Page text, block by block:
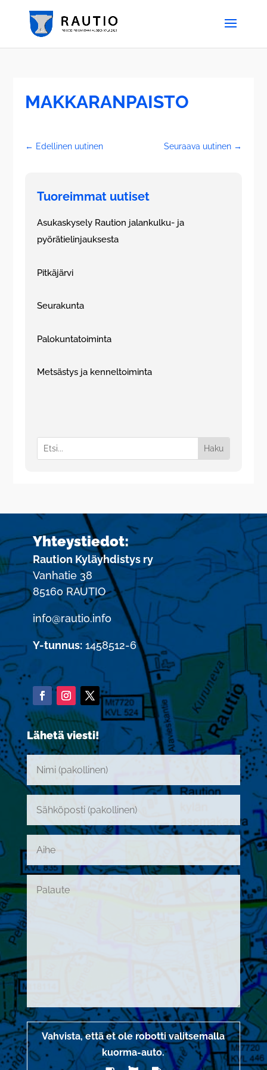
MAKKARANPAISTO
← Edellinen uutinen Seuraava uutinen→
Tuoreimmat uutiset
Asukaskysely Raution jalankulku- ja
pyörätielinjauksesta
Pitkäjärvi
Seurakunta
Palokuntatoiminta
Metsästys ja kenneltoiminta
Yhteystiedot:
Raution Kyläyhdistys ry
Vanhatie 38
85160 RAUTIO
info@rautio.info
Y-tunnus:1458512-6
Lähetä viesti!
Vahvista, että et ole robotti valitsemalla
kuorma-auto.